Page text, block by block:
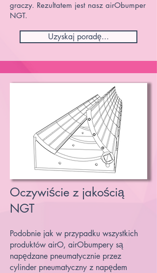
graczy. Rezultatem jest nasz airObumper
NGT.
Uzyskaj poradę...
Oczywiście z jakością
NGT
Podobnie jak w przypadku wszystkich
produktów airO, airObumpery są
napędzane pneumatycznie przez
cylinder pneumatyczny z napędem